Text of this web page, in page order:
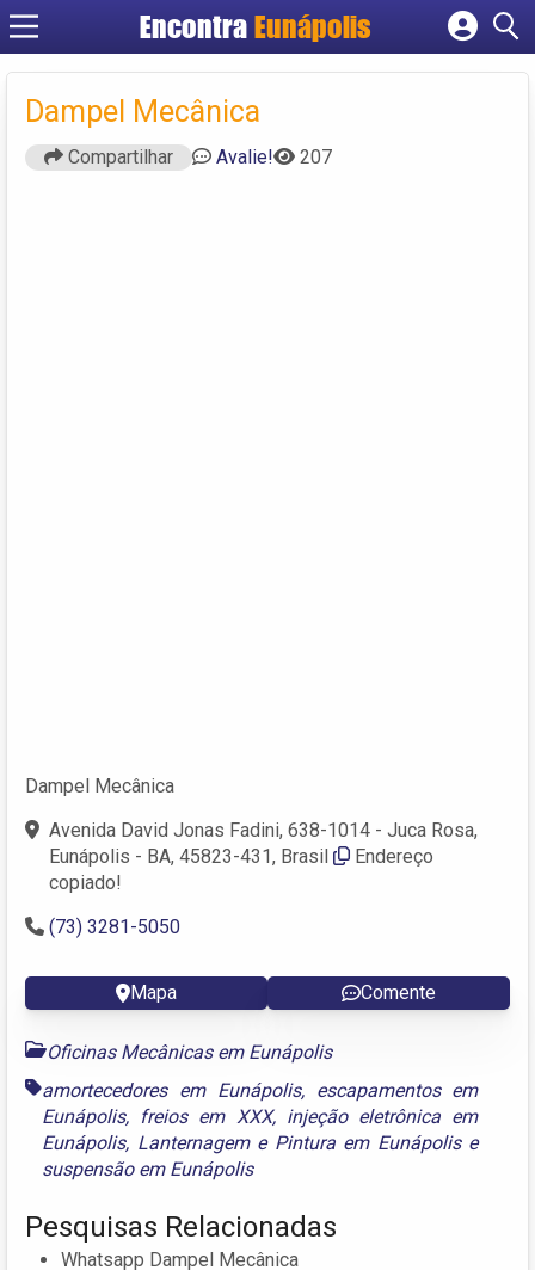
EncontraEunápolis
Cadastrar empresa
Criar conta
Dampel Mecânica
Compartilhar Avalie! 207
Dampel Mecânica
Avenida David Jonas Fadini, 638-1014 - Juca Rosa,
Eunápolis - BA, 45823-431, Brasil
Endereço
copiado!
(73) 3281-5050
Mapa Comente
Oficinas Mecânicas em Eunápolis
amortecedores em Eunápolis, escapamentos em
Eunápolis, freios em XXX, injeção eletrônica em
Eunápolis, Lanternagem e Pintura em Eunápolise
suspensão em Eunápolis
Pesquisas Relacionadas
Whatsapp Dampel Mecânica